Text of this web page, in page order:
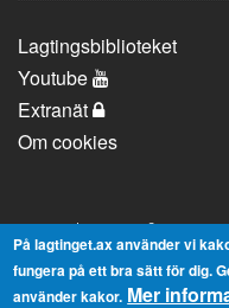
Lagtingsbiblioteket
Youtube
Extranät
Om cookies
Kontaktuppgifter
Strandgatan 37, AX-
På lagtinget.ax använder vi
fungera på ett bra sätt för dig.
använder kakor. Mer